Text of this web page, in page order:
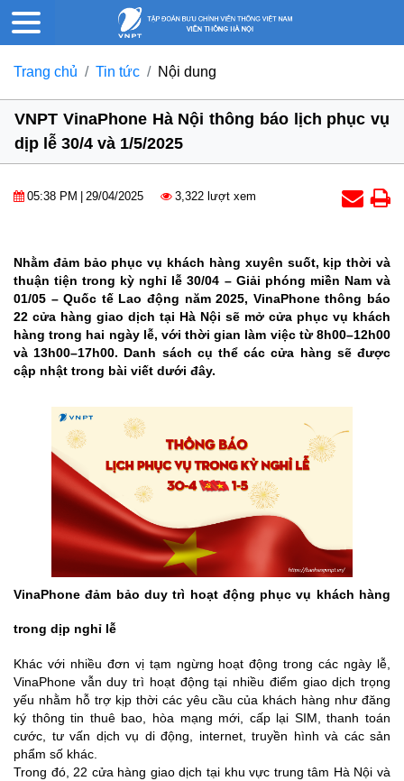
Trang chủ Tin tức Nội dung
VNPT VinaPhone Hà Nội thông báo lịch phục vụ
dịp lễ 30/4 và 1/5/2025
05:38 PM 29/04/2025 3,322 lượt xem
Nhằm đảm bảo phục vụ khách hàng xuyên suốt, kịp thời và
thuận tiện trong kỳ nghỉ lễ 30/04 – Giải phóng miền Nam và
01/05 – Quốc tế Lao động năm 2025, VinaPhone thông báo
22 cửa hàng giao dịch tại Hà Nội sẽ mở cửa phục vụ khách
hàng trong hai ngày lễ, với thời gian làm việc từ 8h00–12h00
và 13h00–17h00. Danh sách cụ thể các cửa hàng sẽ được
cập nhật trong bài viết dưới đây.
VinaPhone đảm bảo duy trì hoạt động phục vụ khách hàng
trong dịp nghỉ lễ
Khác với nhiều đơn vị tạm ngừng hoạt động trong các ngày lễ,
VinaPhone vẫn duy trì hoạt động tại nhiều điểm giao dịch trọng
yếu nhằm hỗ trợ kịp thời các yêu cầu của khách hàng như đăng
ký thông tin thuê bao, hòa mạng mới, cấp lại SIM, thanh toán
cước, tư vấn dịch vụ di động, internet, truyền hình và các sản
phẩm số khác.
Trong đó, 22 cửa hàng giao dịch tại khu vực trung tâm Hà Nội và